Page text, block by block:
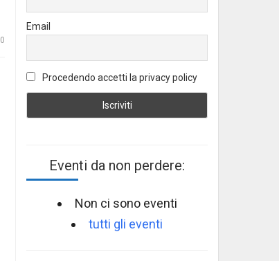
0
Email
Procedendo accetti la privacy policy
Eventi da non perdere:
Non ci sono eventi
tutti gli eventi